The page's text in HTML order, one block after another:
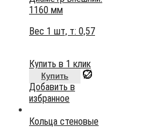
1160 мм
Вес 1 шт, т: 0,57
Купить в 1 клик
Купить
Добавить в
избранное
Кольца стеновые